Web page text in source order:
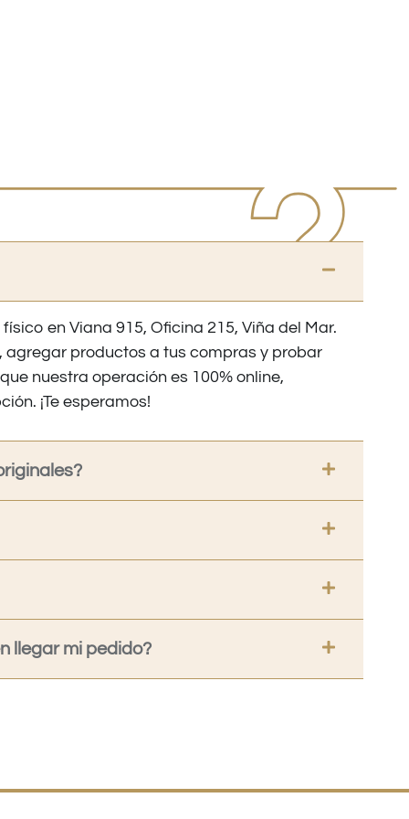
en Viana 915, Oficina 215, Viña del Mar.
agregar productos a tus compras y probar
nuestra operación es 100% online,
¡Te esperamos!
llegar mi pedido?